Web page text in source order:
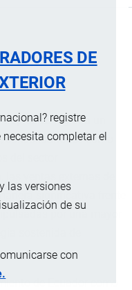
DE
registre
completar el
y las versiones
de su
con
registra un
como
del sector
ventas externas de
significativa frente
por una mayor
de Ecuador como